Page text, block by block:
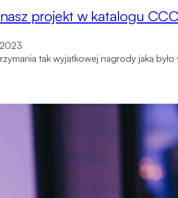
projekt w katalogu
tak wyjątkowej nagrody jaką